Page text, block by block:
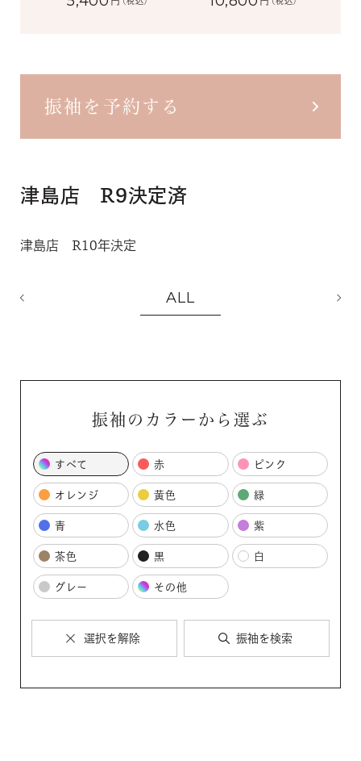
振袖を予約する
津島店 R9決定済
津島店 R10年決定
ALL
振袖のカラーから選ぶ
すべて 赤 ピンク
オレンジ 黄色 緑
青 水色 紫
茶色 黒 白
グレー その他
選択を解除 振袖を検索